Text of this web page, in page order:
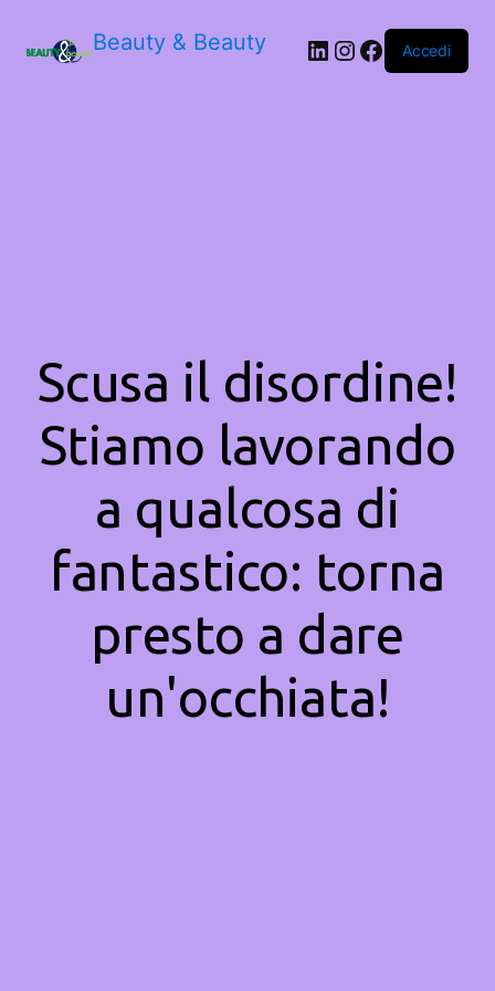
Beauty & Beauty LinkedIn
Instagram
Facebook
Accedi
Scusa il disordine!
Stiamo lavorando
a qualcosa di
fantastico: torna
presto a dare
un'occhiata!